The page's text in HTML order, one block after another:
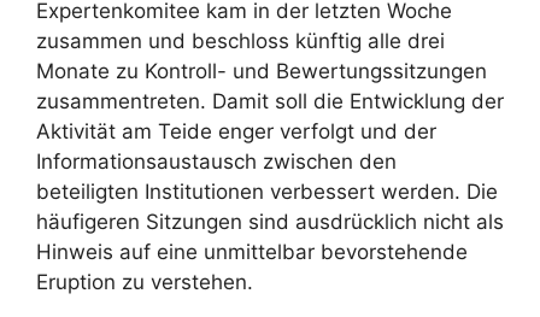
Expertenkomitee kam in der letzten Woche
zusammen und beschloss künftig alle drei
Monate zu Kontroll- und Bewertungssitzungen
zusammentreten. Damit soll die Entwicklung der
Aktivität am Teide enger verfolgt und der
Informationsaustausch zwischen den
beteiligten Institutionen verbessert werden. Die
häufigeren Sitzungen sind ausdrücklich nicht als
Hinweis auf eine unmittelbar bevorstehende
Eruption zu verstehen.